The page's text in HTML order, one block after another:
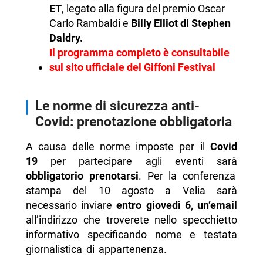
ET, legato alla figura del premio Oscar
Carlo Rambaldi e Billy Elliot di Stephen
Daldry.
Il programma completo è consultabile
sul sito ufficiale del Giffoni Festival
Le norme di sicurezza anti-
Covid: prenotazione obbligatoria
A causa delle norme imposte per il
Covid
19per partecipare agli eventi sarà
obbligatorio prenotarsi. Per la conferenza
stampa del 10 agosto a Velia sarà
necessario inviareentro giovedì 6, un’email
all’indirizzo che troverete nello specchietto
informativo specificando nome e testata
giornalistica di appartenenza.